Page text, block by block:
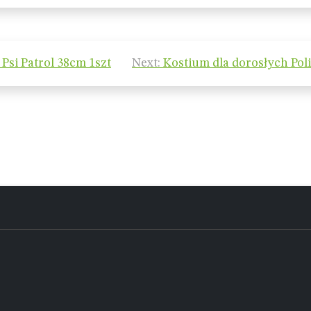
Patrol 38cm 1szt Next: Kostium dla dorosłych